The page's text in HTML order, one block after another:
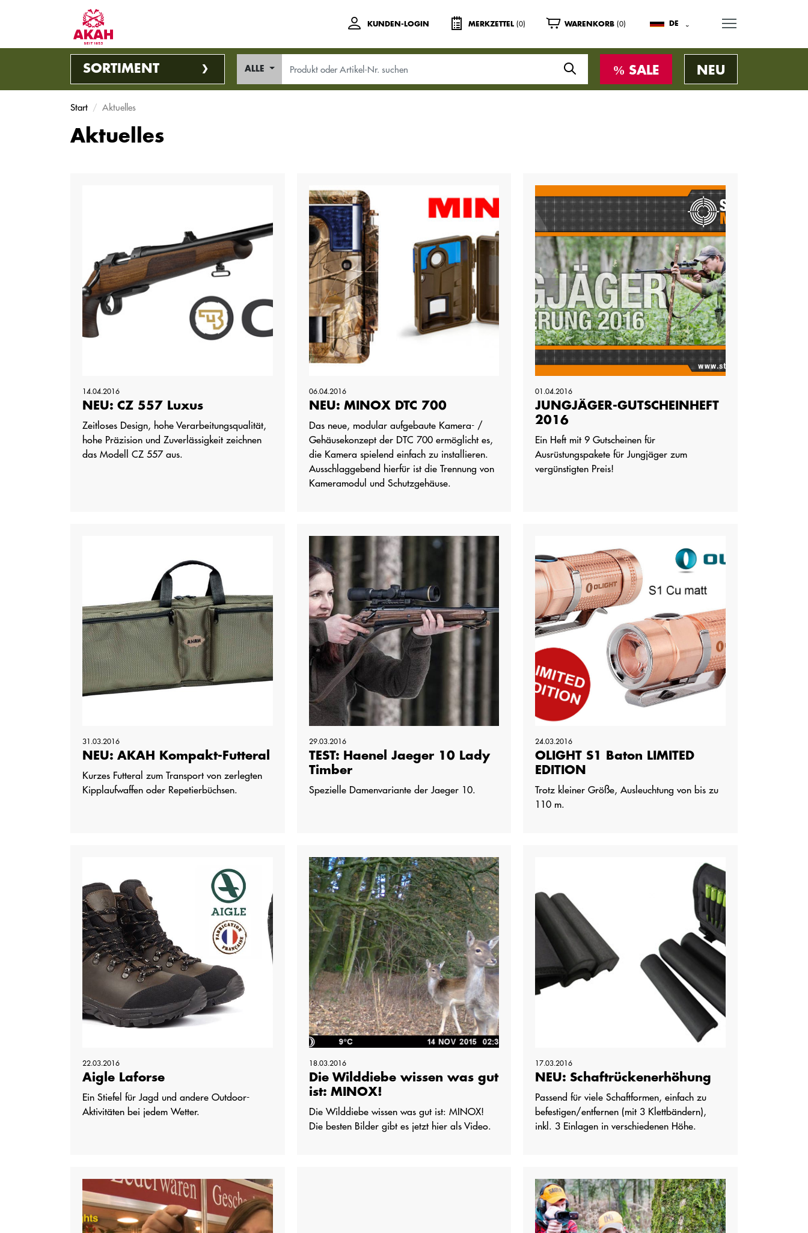
KUNDEN-LOGIN MERKZETTEL (0) WARENKORB (0) DE
SORTIMENT ALLE SALE NEU
Start Aktuelles
Aktuelles
14.04.2016
NEU: CZ 557 Luxus
Zeitloses Design, hohe Verarbeitungsqualität,
hohe Präzision und Zuverlässigkeit zeichnen
das Modell CZ 557 aus.
06.04.2016
NEU: MINOX DTC 700
Das neue, modular aufgebaute Kamera- /
Gehäusekonzept der DTC 700 ermöglicht es,
die Kamera spielend einfach zu installieren.
Ausschlaggebend hierfür ist die Trennung von
Kameramodul und Schutzgehäuse.
01.04.2016
JUNGJÄGER-GUTSCHEINHEFT
2016
Ein Heft mit 9 Gutscheinen für
Ausrüstungspakete für Jungjäger zum
vergünstigten Preis!
31.03.2016
NEU: AKAH Kompakt-Futteral
Kurzes Futteral zum Transport von zerlegten
Kipplaufwaffen oder Repetierbüchsen.
29.03.2016
TEST: Haenel Jaeger 10 Lady
Timber
Spezielle Damenvariante der Jaeger 10.
24.03.2016
OLIGHT S1 Baton LIMITED
EDITION
Trotz kleiner Größe, Ausleuchtung von bis zu
110 m.
22.03.2016
Aigle Laforse
Ein Stiefel für Jagd und andere Outdoor-
Aktivitäten bei jedem Wetter.
18.03.2016
Die Wilddiebe wissen was gut
ist: MINOX!
Die Wilddiebe wissen was gut ist: MINOX!
Die besten Bilder gibt es jetzt hier als Video.
17.03.2016
NEU: Schaftrückenerhöhung
Passend für viele Schaftformen, einfach zu
befestigen/entfernen (mit 3 Klettbändern),
inkl. 3 Einlagen in verschiedenen Höhe.